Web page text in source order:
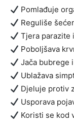
Pomlađuje
Reguliše
Tjera parazite
Poboljšava
Jača bubrege
Ublažava
Djeluje protiv
Usporava
Koristi se kod